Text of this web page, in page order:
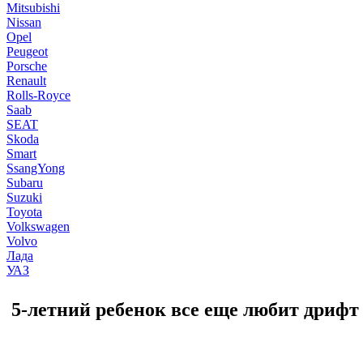
Mitsubishi
Nissan
Opel
Peugeot
Porsche
Renault
Rolls-Royce
Saab
SEAT
Skoda
Smart
SsangYong
Subaru
Suzuki
Toyota
Volkswagen
Volvo
Лада
УАЗ
5-летний ребенок все еще любит дрифт